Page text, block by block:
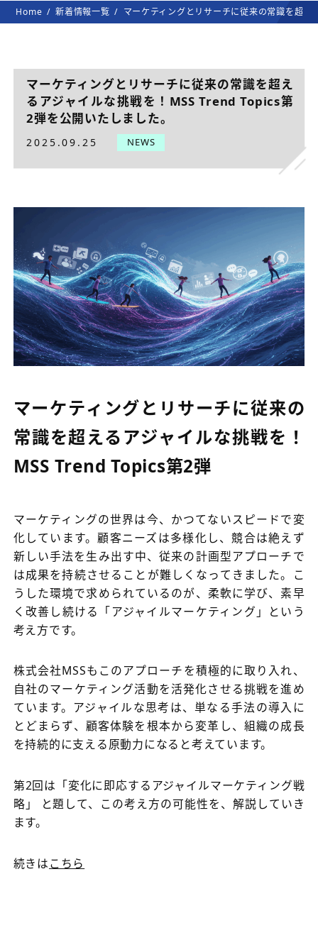
Home 新着情報一覧 マーケティングとリサーチに従来の常識を超
マーケティングとリサーチに従来の常識を超え
るアジャイルな挑戦を！MSS Trend Topics第
2弾を公開いたしました。
2025.09.25 NEWS
マーケティングとリサーチに従来の
常識を超えるアジャイルな挑戦を！
MSS Trend Topics第2弾
マーケティングの世界は今、かつてないスピードで変
化しています。顧客ニーズは多様化し、競合は絶えず
新しい手法を生み出す中、従来の計画型アプローチで
は成果を持続させることが難しくなってきました。こ
うした環境で求められているのが、柔軟に学び、素早
く改善し続ける「アジャイルマーケティング」という
考え方です。
株式会社MSSもこのアプローチを積極的に取り入れ、
自社のマーケティング活動を活発化させる挑戦を進め
ています。アジャイルな思考は、単なる手法の導入に
とどまらず、顧客体験を根本から変革し、組織の成長
を持続的に支える原動力になると考えています。
第2回は「変化に即応するアジャイルマーケティング戦
略」 と題して、この考え方の可能性を、解説していき
ます。
続きはこちら